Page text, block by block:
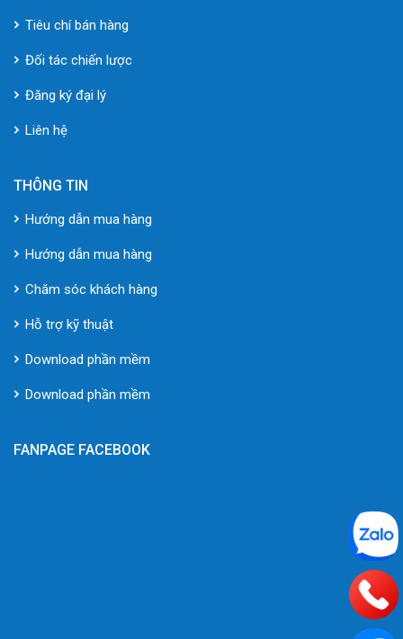
Tiêu chí bán hàng
Đối tác chiến lược
Đăng ký đại lý
Liên hệ
THÔNG TIN
Hướng dẫn mua hàng
Hướng dẫn mua hàng
Chăm sóc khách hàng
Hỗ trợ kỹ thuật
Download phần mềm
Download phần mềm
FANPAGE FACEBOOK